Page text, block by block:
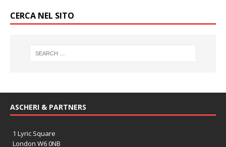
CERCA NEL SITO
ASCHERI & PARTNERS
1 Lyric Square
London W6 0NB